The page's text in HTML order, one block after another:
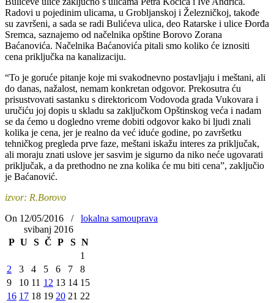
Radovi u pojedinim ulicama, u Grobljanskoj i Železničkoj, takođe
su završeni, a sada se radi Bulićeva ulica, deo Ratarske i ulice Đorđa
Sremca, saznajemo od načelnika opštine Borovo Zorana
Baćanovića. Načelnika Baćanovića pitali smo koliko će iznositi
cena priključka na kanalizaciju.
“To je goruće pitanje koje mi svakodnevno postavljaju i meštani, ali
do danas, nažalost, nemam konkretan odgovor. Prekosutra ću
prisustvovati sastanku s direktoricom Vodovoda grada Vukovara i
uručiću joj dopis u skladu sa zaključkom Opštinskog veća i nadam
se da ćemo u dogledno vreme dobiti odgovor kako bi ljudi znali
kolika je cena, jer je realno da već iduće godine, po završetku
tehničkog pregleda prve faze, meštani iskažu interes za priključak,
ali moraju znati uslove jer sasvim je sigurno da niko neće ugovarati
priključak, a da prethodno ne zna kolika će mu biti cena”, zaključio
je Baćanović.
izvor: R.Borovo
On 12/05/2016
/
lokalna samouprava
svibanj 2016
P U S Č P S N
1
2
3 4 5 6 7
8
9
10 11 12 13 14 15
16 17 18 19 20 21 22